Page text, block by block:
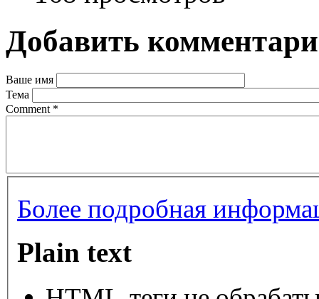
Добавить
Ваше имя
Тема
Comment *
Более подробная
Plain text